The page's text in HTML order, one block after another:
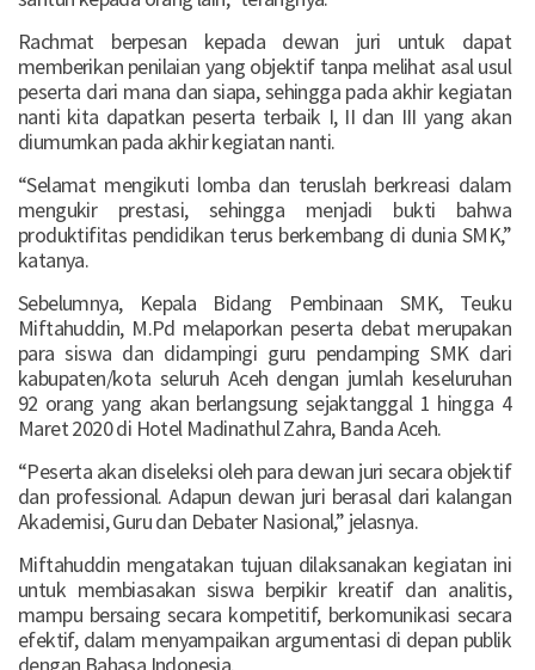
Rachmat berpesan kepada dewan juri untuk dapat
memberikan penilaian yang objektif tanpa melihat asal usul
peserta dari mana dan siapa, sehingga pada akhir kegiatan
nanti kita dapatkan peserta terbaik I, II dan III yang akan
diumumkan pada akhir kegiatan nanti.
“Selamat mengikuti lomba dan teruslah berkreasi dalam
mengukir prestasi, sehingga menjadi bukti bahwa
produktifitas pendidikan terus berkembang di dunia SMK,”
katanya.
Sebelumnya, Kepala Bidang Pembinaan SMK, Teuku
Miftahuddin, M.Pd melaporkan peserta debat merupakan
para siswa dan didampingi guru pendamping SMK dari
kabupaten/kota seluruh Aceh dengan jumlah keseluruhan
92 orang yang akan berlangsung sejaktanggal 1 hingga 4
Maret 2020 di Hotel Madinathul Zahra, Banda Aceh.
“Peserta akan diseleksi oleh para dewan juri secara objektif
dan professional. Adapun dewan juri berasal dari kalangan
Akademisi, Guru dan Debater Nasional,” jelasnya.
Miftahuddin mengatakan tujuan dilaksanakan kegiatan ini
untuk membiasakan siswa berpikir kreatif dan analitis,
mampu bersaing secara kompetitif, berkomunikasi secara
efektif, dalam menyampaikan argumentasi di depan publik